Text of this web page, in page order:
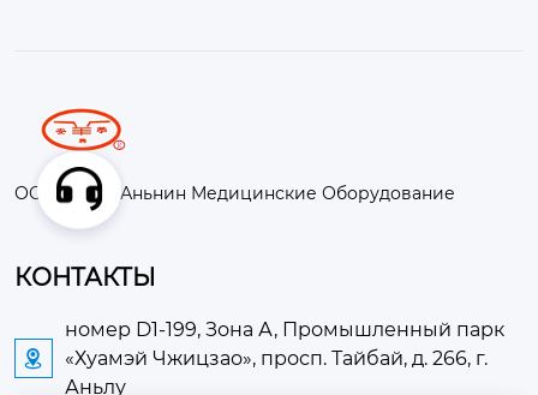
ООО Хубэй Аньнин Медицинские Оборудование
КОНТАКТЫ

номер D1-199, Зона А, Промышленный парк
«Хуамэй Чжицзао», просп. Тайбай, д. 266, г.
Аньлу